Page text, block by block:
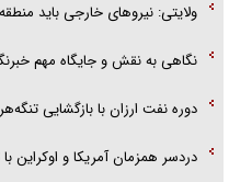
ولایتی: نیرو‌های خارجی باید
نگاهی به نقش و جایگاه مهم
دوره نفت ارزان با بازگشایی
دردسر همزمان آمریکا و